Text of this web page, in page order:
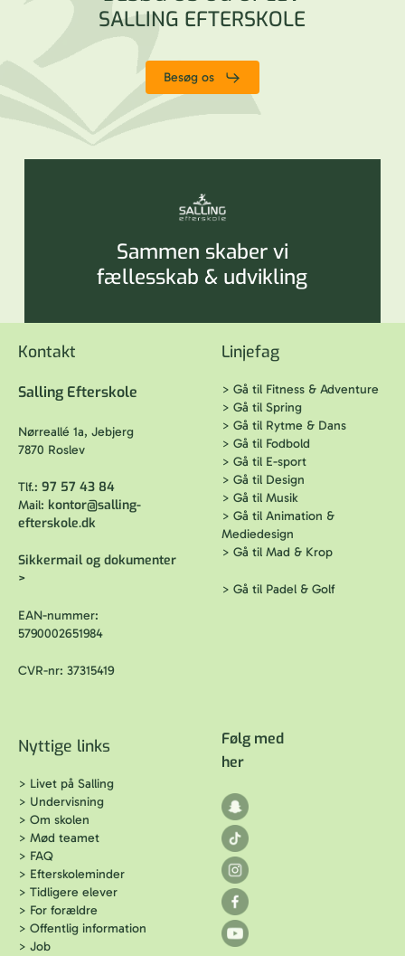
Undren → Undersøgelse → Produkt → Refleksion
Skoleåret afsluttes med Projektprøven og en skriftlig
SALLING EFTERSKOLE
Besøg os
Sammen skaber vi
fællesskab & udvikling
Kontakt
Salling Efterskole
Nørreallé 1a, Jebjerg
7870 Roslev
Tlf.: 97 57 43 84
Mail: kontor@salling-
efterskole.dk
Sikkermail og dokumenter
>
EAN-nummer:
5790002651984
CVR-nr: 37315419
Linjefag
> Gå til Fitness & Adventure
> Gå til Spring
> Gå til Rytme & Dans
> Gå til Fodbold
> Gå til E-sport
> Gå til Design
> Gå til Musik
> Gå til Animation &
Mediedesign
> Gå til Mad & Krop
> Gå til Padel & Golf
Nyttige links
> Livet på Salling
> Undervisning
> Om skolen
> Mød teamet
> FAQ
> Efterskoleminder
> Tidligere elever
> For forældre
> Offentlig information
> Job
Følg med
her